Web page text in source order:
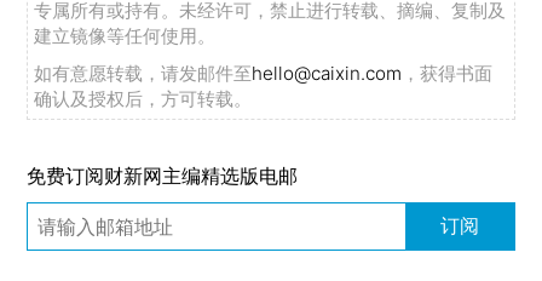
专属所有或持有。未经许可，禁止进行转载、摘编、复制及
建立镜像等任何使用。
如有意愿转载，请发邮件至hello@caixin.com ，获得书面
确认及授权后，方可转载。
免费订阅财新网主编精选版电邮
订阅